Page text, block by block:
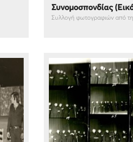
Συνομοσπονδίας
Συλλογή φωτογραφιών από